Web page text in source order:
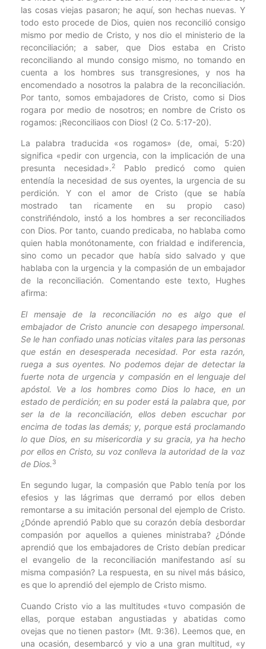
las cosas viejas pasaron; he aquí, son hechas nuevas. Y
todo esto procede de Dios, quien nos reconcilió consigo
mismo por medio de Cristo, y nos dio el ministerio de la
reconciliación; a saber, que Dios estaba en Cristo
reconciliando al mundo consigo mismo, no tomando en
cuenta a los hombres sus transgresiones, y nos ha
encomendado a nosotros la palabra de la reconciliación.
Por tanto, somos embajadores de Cristo, como si Dios
rogara por medio de nosotros; en nombre de Cristo os
rogamos: ¡Reconciliaos con Dios! (2 Co. 5:17-20).
La palabra traducida «os rogamos» (de, omai, 5:20)
significa «pedir con urgencia, con la implicación de una
presunta necesidad».2
Pablo predicó como quien
entendía la necesidad de sus oyentes, la urgencia de su
perdición. Y con el amor de Cristo (que se había
mostrado tan ricamente en su propio caso)
constriñéndolo, instó a los hombres a ser reconciliados
con Dios. Por tanto, cuando predicaba, no hablaba como
quien habla monótonamente, con frialdad e indiferencia,
sino como un pecador que había sido salvado y que
hablaba con la urgencia y la compasión de un embajador
de la reconciliación. Comentando este texto, Hughes
afirma:
El mensaje de la reconciliación no es algo que el
embajador de Cristo anuncie con desapego impersonal.
Se le han confiado unas noticias vitales para las personas
que están en desesperada necesidad. Por esta razón,
ruega a sus oyentes. No podemos dejar de detectar la
fuerte nota de urgencia y compasión en el lenguaje del
apóstol. Ve a los hombres como Dios lo hace, en un
estado de perdición; en su poder está la palabra que, por
ser la de la reconciliación, ellos deben escuchar por
encima de todas las demás; y, porque está proclamando
lo que Dios, en su misericordia y su gracia, ya ha hecho
por ellos en Cristo, su voz conlleva la autoridad de la voz
de Dios. 3
En segundo lugar, la compasión que Pablo tenía por los
efesios y las lágrimas que derramó por ellos deben
remontarse a su imitación personal del ejemplo de Cristo.
¿Dónde aprendió Pablo que su corazón debía desbordar
compasión por aquellos a quienes ministraba? ¿Dónde
aprendió que los embajadores de Cristo debían predicar
el evangelio de la reconciliación manifestando así su
misma compasión? La respuesta, en su nivel más básico,
es que lo aprendió del ejemplo de Cristo mismo.
Cuando Cristo vio a las multitudes «tuvo compasión de
ellas, porque estaban angustiadas y abatidas como
ovejas que no tienen pastor» (Mt. 9:36). Leemos que, en
una ocasión, desembarcó y vio a una gran multitud, «y